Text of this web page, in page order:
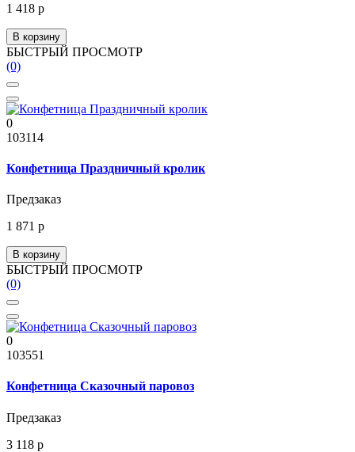
1 418 р
В корзину
БЫСТРЫЙ ПРОСМОТР
(0)
0
103114
Конфетница Праздничный кролик
Предзаказ
1 871 р
В корзину
БЫСТРЫЙ ПРОСМОТР
(0)
0
103551
Конфетница Сказочный паровоз
Предзаказ
3 118 р